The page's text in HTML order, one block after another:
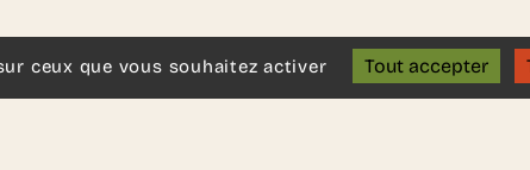
ceux que vous souhaitez activer Tout accepter